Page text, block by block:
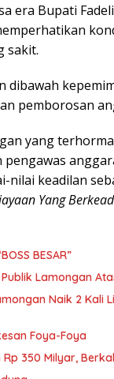
era Bupati
sakit.
dibawah
pemborosan
yang
keadilan
Yang
BESAR”
Lamongan
Naik 2 Kali
Foya-Foya
350 Milyar,